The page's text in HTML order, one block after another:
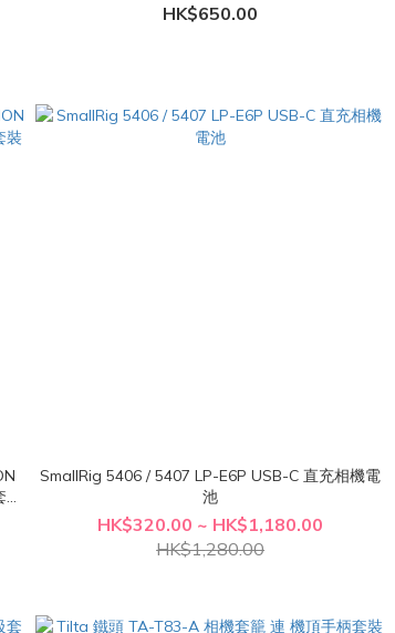
HK$650.00
SmallRig 5406 / 5407 LP-E6P USB-C 直充相機電
池
HK$320.00 ~ HK$1,180.00
HK$1,280.00